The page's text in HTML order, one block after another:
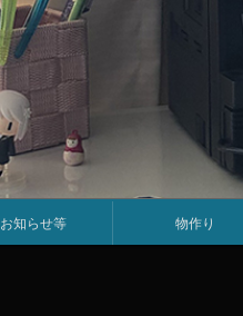
お知らせ等 物作り